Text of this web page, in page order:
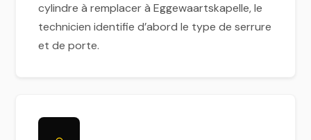
cylindre à remplacer à Eggewaartskapelle, le
technicien identifie d’abord le type de serrure
et de porte.